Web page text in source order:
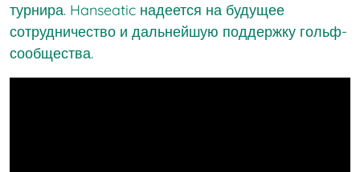
турнира. Hanseatic надеется на будущее
сотрудничество и дальнейшую поддержку гольф-
сообщества.